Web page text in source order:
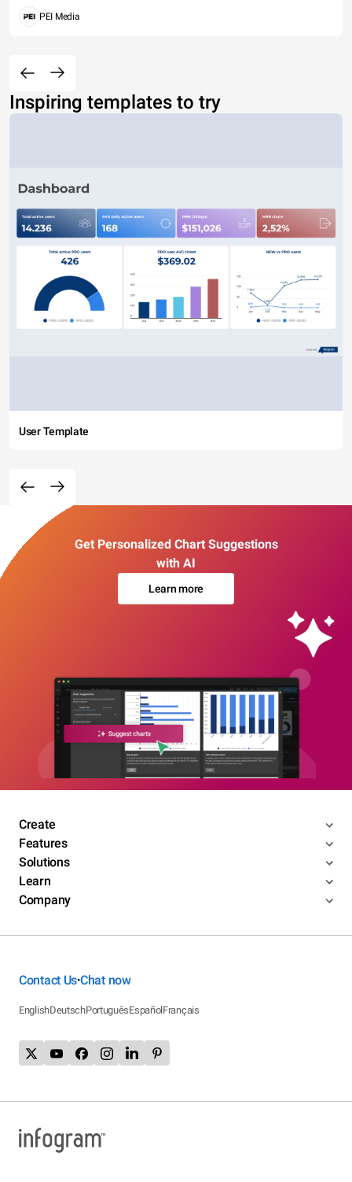
PEI Media
Inspiring templates to try
User Template
Get Personalized Chart Suggestions
with AI
Learn more
Create
Features
Solutions
Learn
Company
Contact Us•Chat now
EnglishDeutschPortuguêsEspañolFrançais